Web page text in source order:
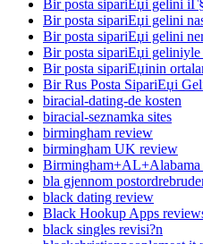
Bir posta sipariЕџi gelini
Bir posta sipariЕџi gelini
Bir posta sipariЕџi gelini
Bir posta sipariЕџi
Bir posta sipariЕџinin
Bir Rus Posta SipariЕџi
biracial-dating-de kosten
biracial-seznamka sites
birmingham review
birmingham UK review
Birmingham+AL+Alabama
bla gjennom
black dating review
Black Hookup Apps
black singles revisi?n